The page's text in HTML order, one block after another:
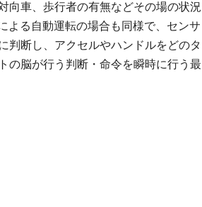
向車、歩行者の有無などその場の状況
よる自動運転の場合も同様で、センサ
判断し、アクセルやハンドルをどのタ
の脳が行う判断・命令を瞬時に行う最